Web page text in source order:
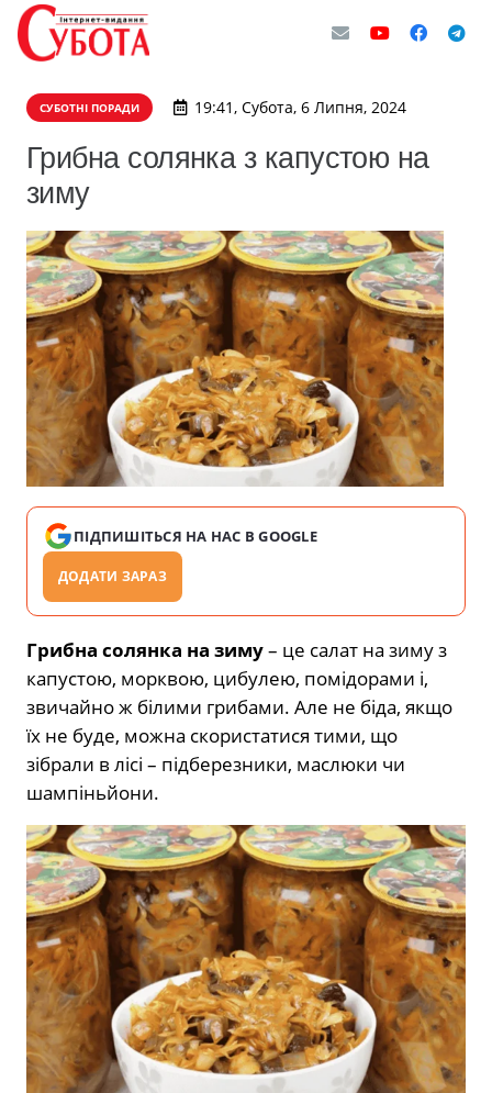
СУБОТНІ ПОРАДИ 19:41, Субота, 6 Липня, 2024
Грибна солянка з капустою на
зиму
ПІДПИШІТЬСЯ НА НАС В GOOGLE
ДОДАТИ ЗАРАЗ
Грибна солянка на зиму– це салат на зиму з
капустою, морквою, цибулею, помідорами і,
звичайно ж білими грибами. Але не біда, якщо
їх не буде, можна скористатися тими, що
зібрали в лісі – підберезники, маслюки чи
шампіньйони.